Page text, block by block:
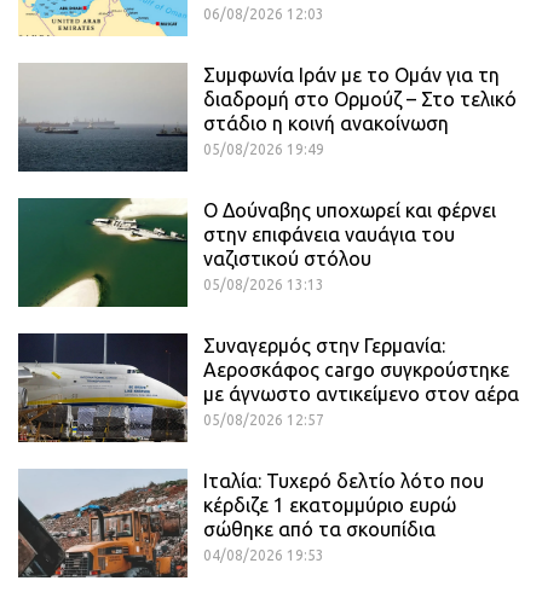
06/08/2026 12:03
Συμφωνία Ιράν με το Ομάν για τη
διαδρομή στο Ορμούζ – Στο τελικό
στάδιο η κοινή ανακοίνωση
05/08/2026 19:49
Ο Δούναβης υποχωρεί και φέρνει
στην επιφάνεια ναυάγια του
ναζιστικού στόλου
05/08/2026 13:13
Συναγερμός στην Γερμανία:
Αεροσκάφος cargo συγκρούστηκε
με άγνωστο αντικείμενο στον αέρα
05/08/2026 12:57
Ιταλία: Τυχερό δελτίο λότο που
κέρδιζε 1 εκατομμύριο ευρώ
σώθηκε από τα σκουπίδια
04/08/2026 19:53